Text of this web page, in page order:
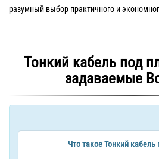
разумный выбор практичного и
Тонкий кабель под
задаваемые
Что такое Тонкий кабель